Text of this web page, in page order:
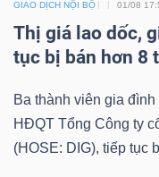
GIAO DỊCH NỘI BỘ 01/08
Thị giá lao dốc,
tục bị bán hơn 8
Ba thành viên gia
HĐQT Tổng Công ty
(HOSE: DIG), tiếp tục